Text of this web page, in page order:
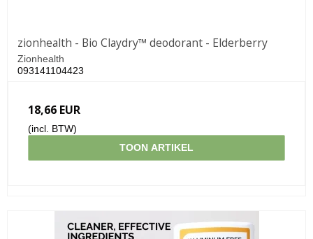
zionhealth - Bio Claydry™ deodorant - Elderberry
Zionhealth
093141104423
18,66 EUR
(incl. BTW)
TOON ARTIKEL